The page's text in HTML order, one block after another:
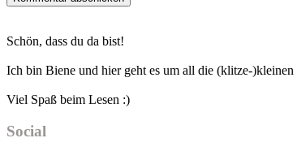
Sidebar
Schön, dass du da bist!
Ich bin Biene und hier geht es um all die (klitze-
Viel Spaß beim Lesen :)
Social